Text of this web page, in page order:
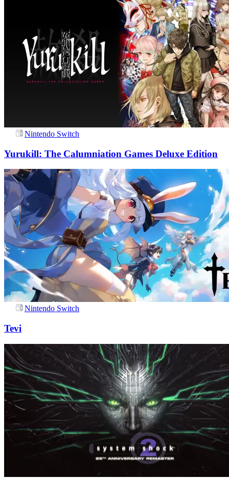
Nintendo Switch
Yurukill: The Calumniation Games Deluxe Edition
Nintendo Switch
Tevi